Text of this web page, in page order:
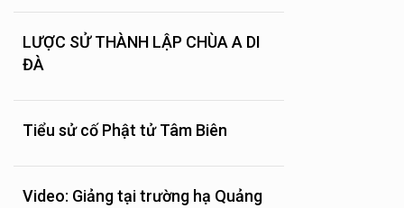
LƯỢC SỬ THÀNH LẬP CHÙA A DI
ĐÀ
Tiểu sử cố Phật tử Tâm Biên
Video: Giảng tại trường hạ Quảng